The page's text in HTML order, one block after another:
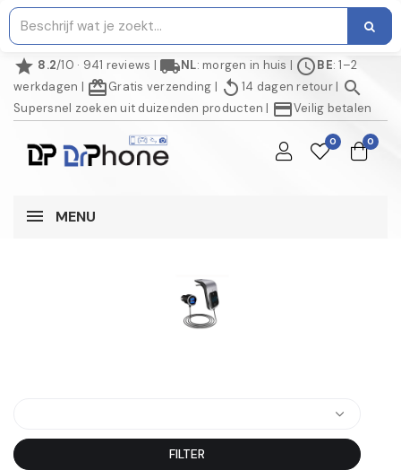
star 8.2/10 · 941 reviews | local_shippingNL: morgen in huis | scheduleBE: 1–2
werkdagen | redeemGratis verzending | replay 14 dagen retour| search
Supersnel zoeken uit duizenden producten | credit_cardVeilig betalen
0 0
MENU
FILTER